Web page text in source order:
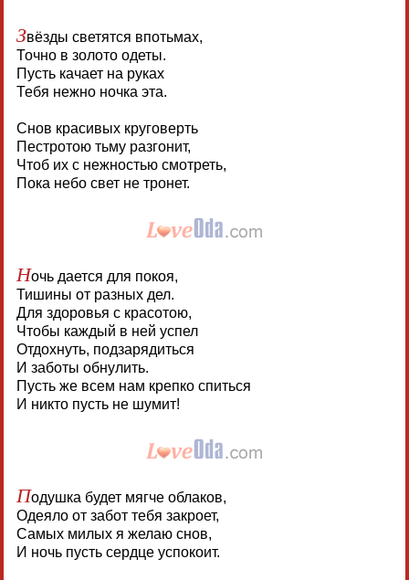
Звёзды светятся впотьмах,
Точно в золото одеты.
Пусть качает на руках
Тебя нежно ночка эта.
Снов красивых круговерть
Пестротою тьму разгонит,
Чтоб их с нежностью смотреть,
Пока небо свет не тронет.
Ночь дается для покоя,
Тишины от разных дел.
Для здоровья с красотою,
Чтобы каждый в ней успел
Отдохнуть, подзарядиться
И заботы обнулить.
Пусть же всем нам крепко спиться
И никто пусть не шумит!
Подушка будет мягче облаков,
Одеяло от забот тебя закроет,
Самых милых я желаю снов,
И ночь пусть сердце успокоит.